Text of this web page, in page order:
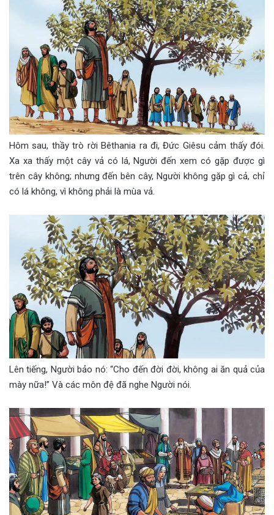
Hôm sau, thầy trò rời Bêthania ra đi, Đức Giêsu cảm thấy đói.
Xa xa thấy một cây vả có lá, Người đến xem có gặp được gì
trên cây không; nhưng đến bên cây, Người không gặp gì cả, chỉ
có lá không, vì không phải là mùa vả.
Lên tiếng, Người bảo nó: “Cho đến đời đời, không ai ăn quả của
mày nữa!” Và các môn đệ đã nghe Người nói.